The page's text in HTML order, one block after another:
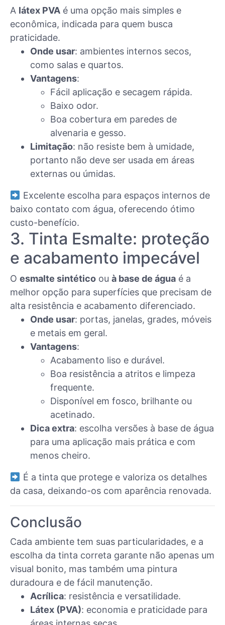
A látex PVA é uma opção mais simples e
econômica, indicada para quem busca
praticidade.
Onde usar: ambientes internos secos,
como salas e quartos.
Vantagens:
Fácil aplicação e secagem rápida.
Baixo odor.
Boa cobertura em paredes de
alvenaria e gesso.
Limitação: não resiste bem à umidade,
portanto não deve ser usada em áreas
externas ou úmidas.
Excelente escolha para espaços internos de
baixo contato com água, oferecendo ótimo
custo-benefício.
3. Tinta Esmalte: proteção
e acabamento impecável
O esmalte sintético ou à base de água é a
melhor opção para superfícies que precisam de
alta resistência e acabamento diferenciado.
Onde usar: portas, janelas, grades, móveis
e metais em geral.
Vantagens:
Acabamento liso e durável.
Boa resistência a atritos e limpeza
frequente.
Disponível em fosco, brilhante ou
acetinado.
Dica extra: escolha versões à base de água
para uma aplicação mais prática e com
menos cheiro.
É a tinta que protege e valoriza os detalhes
da casa, deixando-os com aparência renovada.
Conclusão
Cada ambiente tem suas particularidades, e a
escolha da tinta correta garante não apenas um
visual bonito, mas também uma pintura
duradoura e de fácil manutenção.
Acrílica: resistência e versatilidade.
Látex (PVA): economia e praticidade para